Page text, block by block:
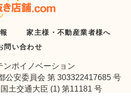
家主様・不動産業者様へ
問い合わせ
ンポイノベーション
公安委員会 第 303322417685 号
国土交通大臣 (1) 第11181 号